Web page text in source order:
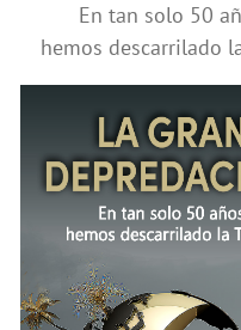
En tan solo 50
hemos descarrilado